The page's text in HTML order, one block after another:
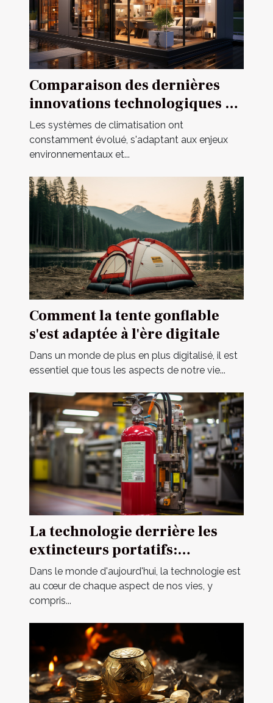
Comparaison des dernières
innovations technologiques en
matière de systèmes de
climatisation
Les systèmes de climatisation ont
constamment évolué, s'adaptant aux enjeux
environnementaux et...
Comment la tente gonflable
s'est adaptée à l'ère digitale
Dans un monde de plus en plus digitalisé, il est
essentiel que tous les aspects de notre vie...
La technologie derrière les
extincteurs portatifs:
Comment ça marche?
Dans le monde d'aujourd'hui, la technologie est
au cœur de chaque aspect de nos vies, y
compris...